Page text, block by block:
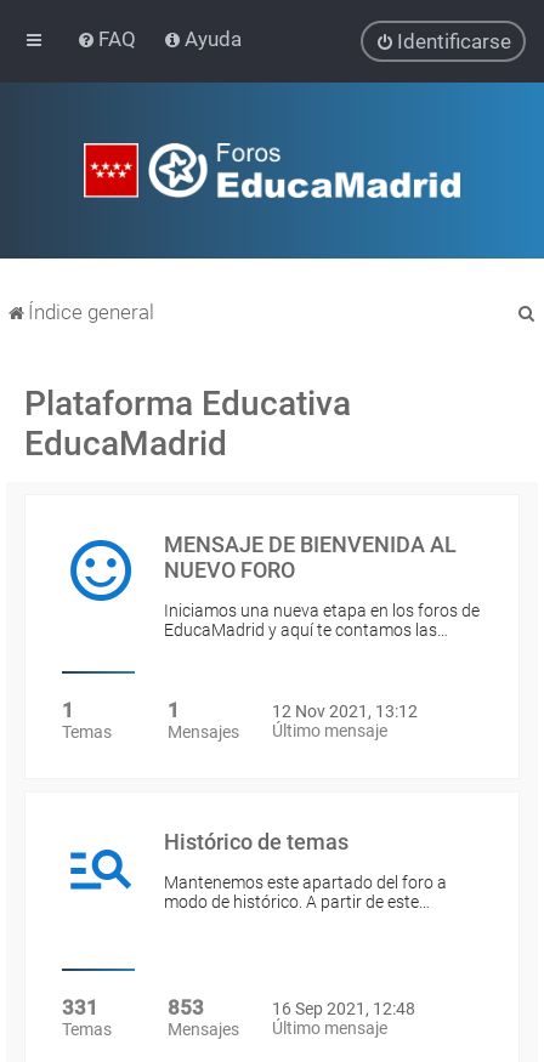
FAQ Ayuda Identificarse
Índice general
Plataforma Educativa
EducaMadrid
MENSAJE DE BIENVENIDA AL
NUEVO FORO
Iniciamos una nueva etapa en los foros de
EducaMadrid y aquí te contamos las…
1
Temas
1
Mensajes
12 Nov 2021, 13:12
Último mensaje
Histórico de temas
Mantenemos este apartado del foro a
modo de histórico. A partir de este…
331
Temas
853
Mensajes
16 Sep 2021, 12:48
Último mensaje